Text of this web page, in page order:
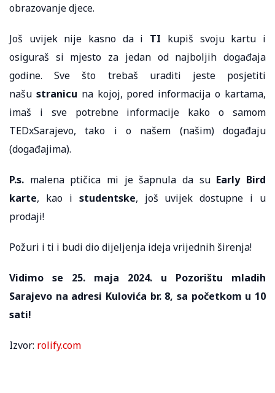
obrazovanje djece.
Još uvijek nije kasno da i TI kupiš svoju kartu i
osiguraš si mjesto za jedan od najboljih događaja
godine. Sve što trebaš uraditi jeste posjetiti
našu stranicu na kojoj, pored informacija o kartama,
imaš i sve potrebne informacije kako o samom
TEDxSarajevo, tako i o našem (našim) događaju
(događajima).
P.s. malena ptičica mi je šapnula da su Early Bird
karte, kao i studentske, još uvijek dostupne i u
prodaji!
Požuri i ti i budi dio dijeljenja ideja vrijednih širenja!
Vidimo se 25. maja 2024. u Pozorištu mladih
Sarajevo na adresi Kulovića br. 8, sa početkom u 10
sati!
Izvor: rolify.com